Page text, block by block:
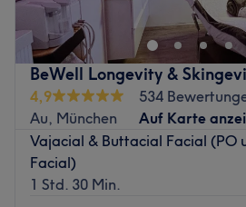
BeWell Longevity &
4,9
534
Au, München
Auf Karte
Vajacial & Buttacial Facial (PO
Facial)
1 Std. 30 Min.